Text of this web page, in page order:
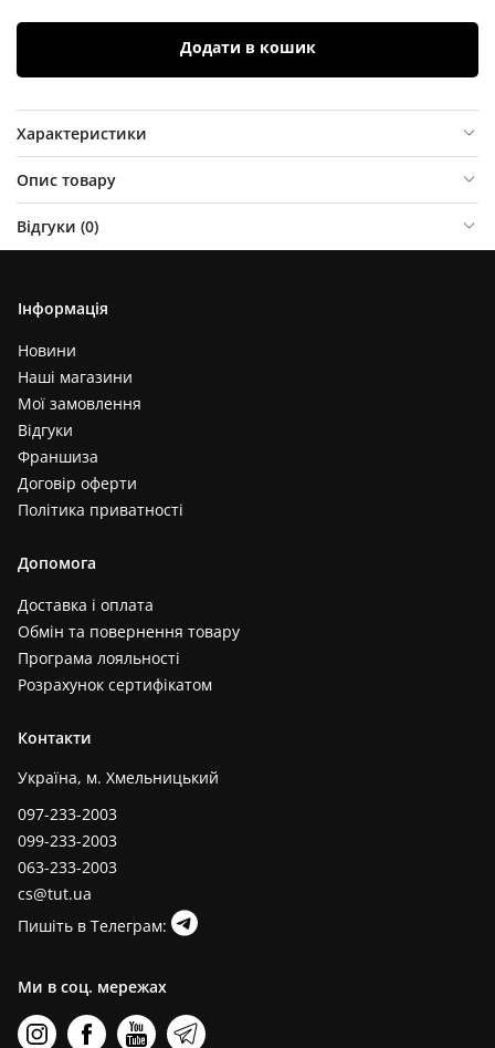
Додати в кошик
Характеристики
Опис товару
Відгуки (0)
Інформація
Новини
Наші магазини
Мої замовлення
Відгуки
Франшиза
Договір оферти
Політика приватності
Допомога
Доставка і оплата
Обмін та повернення товару
Програма лояльності
Розрахунок сертифікатом
Контакти
Україна, м. Хмельницький
097-233-2003
099-233-2003
063-233-2003
cs@tut.ua
Пишіть в Телеграм:
Ми в соц. мережах